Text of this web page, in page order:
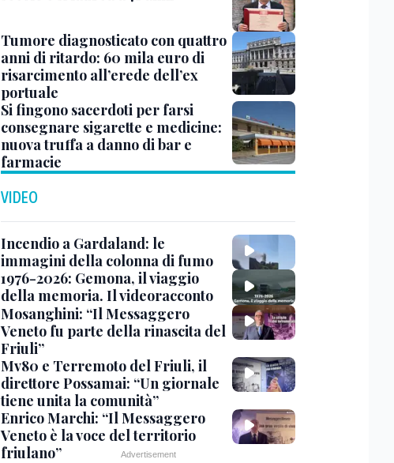
Tumore diagnosticato con quattro
anni di ritardo: 60 mila euro di
risarcimento all’erede dell’ex
portuale
Si fingono sacerdoti per farsi
consegnare sigarette e medicine:
nuova truffa a danno di bar e
farmacie
VIDEO
Incendio a Gardaland: le
immagini della colonna di fumo
1976-2026: Gemona, il viaggio
della memoria. Il videoracconto
Mosanghini: “Il Messaggero
Veneto fu parte della rinascita del
Friuli”
Mv80 e Terremoto del Friuli, il
direttore Possamai: “Un giornale
tiene unita la comunità”
Enrico Marchi: “Il Messaggero
Veneto è la voce del territorio
friulano”